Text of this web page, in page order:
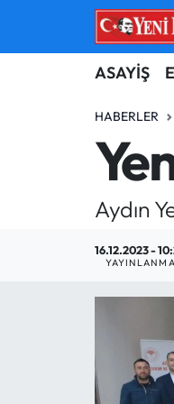
ASAYİŞ
HABERLER
Aydın
16.12.2023 -
YAYINLANMA
ASAYİŞ
BİLİM-
DÜNYA
EĞİTİM
EKONOMİ
GÜNDEM
Aydın Nöbetçi
Aydın Hava
Aydin Namaz
Aydın Trafik
Süper Lig Puan
Tüm Manşetler
Son Dakika
Haber Arşivi